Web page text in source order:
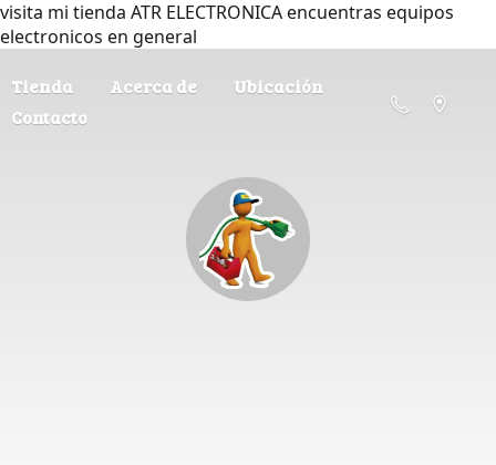
visita mi tienda ATR ELECTRONICA encuentras equipos
electronicos en general
Tienda Acerca de
Ubicación
Contacto